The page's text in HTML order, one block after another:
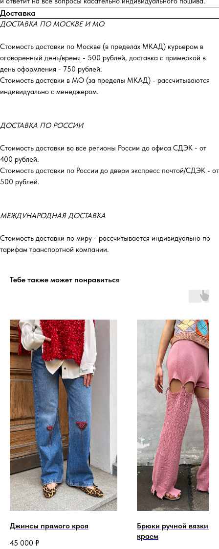
Доставка
ДОСТАВКА ПО МОСКВЕ И МО
Стоимость доставки по Москве (в пределах МКАД) курьером в
оговоренный день/время - 500 рублей, доставка с примеркой в
день оформления - 750 рублей.
Стоимость доставки в МО (за пределы МКАД) - рассчитываются
индивидуально с менеджером.
ДОСТАВКА ПО РОССИИ
Стоимость доставки во все регионы России до офиса СДЭК - от
400 рублей.
Стоимость доставки по России до двери экспресс почтой/СДЭК - от
500 рублей.
МЕЖДУНАРОДНАЯ ДОСТАВКА
Стоимость доставки по миру - рассчитывается индивидуально по
тарифам транспортной компании.
Тебе также может понравиться
Джинсы прямого кроя
45 000 ₽
Брюки ручной вязки с
краем